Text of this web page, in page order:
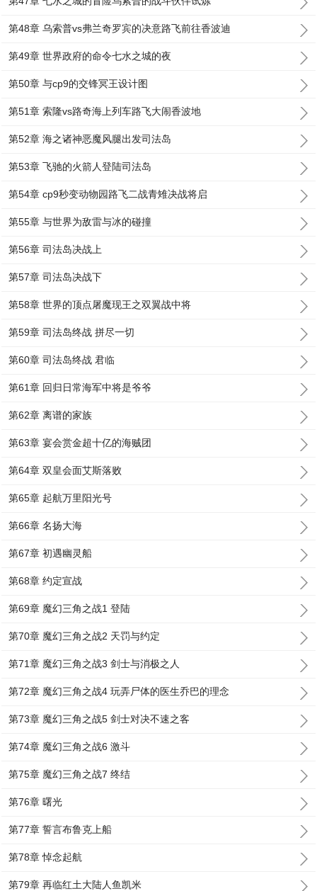
第48章 乌索普vs弗兰奇罗宾的决意路飞前往香波迪
第49章 世界政府的命令七水之城的夜
第50章 与cp9的交锋冥王设计图
第51章 索隆vs路奇海上列车路飞大闹香波地
第52章 海之诸神恶魔风腿出发司法岛
第53章 飞驰的火箭人登陆司法岛
第54章 cp9秒变动物园路飞二战青雉决战将启
第55章 与世界为敌雷与冰的碰撞
第56章 司法岛决战上
第57章 司法岛决战下
第58章 世界的顶点屠魔现王之双翼战中将
第59章 司法岛终战 拼尽一切
第60章 司法岛终战 君临
第61章 回归日常海军中将是爷爷
第62章 离谱的家族
第63章 宴会赏金超十亿的海贼团
第64章 双皇会面艾斯落败
第65章 起航万里阳光号
第66章 名扬大海
第67章 初遇幽灵船
第68章 约定宣战
第69章 魔幻三角之战1 登陆
第70章 魔幻三角之战2 天罚与约定
第71章 魔幻三角之战3 剑士与消极之人
第72章 魔幻三角之战4 玩弄尸体的医生乔巴的理念
第73章 魔幻三角之战5 剑士对决不速之客
第74章 魔幻三角之战6 激斗
第75章 魔幻三角之战7 终结
第76章 曙光
第77章 誓言布鲁克上船
第78章 悼念起航
第79章 再临红土大陆人鱼凯米